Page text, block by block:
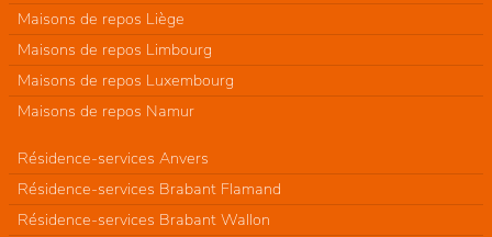
Maisons de repos Liège
Maisons de repos Limbourg
Maisons de repos Luxembourg
Maisons de repos Namur
Résidence-services Anvers
Résidence-services Brabant Flamand
Résidence-services Brabant Wallon